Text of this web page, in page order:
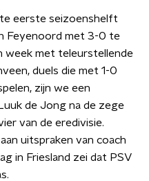
eerste seizoenshelft
Feyenoord met 3-0 te
week met teleurstellende
duels die met 1-0
zijn we een
de Jong na de zege
van de eredivisie.
uitspraken van coach
in Friesland zei dat PSV